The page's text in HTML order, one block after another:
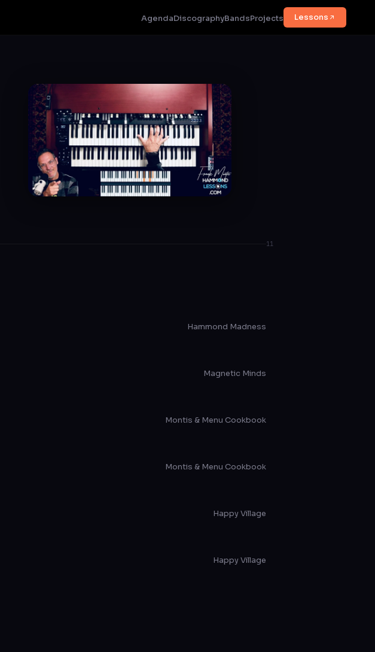
AgendaDiscographyBandsProjects Lessons
11
Hammond Madness
Magnetic Minds
Montis & Menu Cookbook
Montis & Menu Cookbook
Happy Village
Happy Village